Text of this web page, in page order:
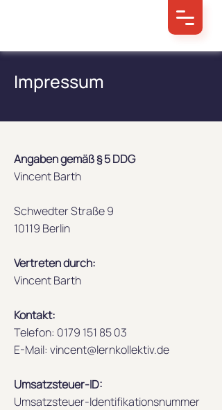
Impressum
Angaben gemäß § 5 DDG
Vincent Barth
Schwedter Straße 9
10119 Berlin
Vertreten durch:
Vincent Barth
Kontakt:
Telefon: 0179 151 85 03
E-Mail: vincent@lernkollektiv.de
Umsatzsteuer-ID:
Umsatzsteuer-Identifikationsnummer